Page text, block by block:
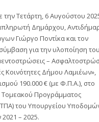
Τετάρτη, 6 Αυγούστου
Δημάρχου,
Γιώργο Ποντίκα και τον
για την υλοποίηση του
–
Κοινότητες Δήμου Λαμιέων»,
190.000 € (με Φ.Π.Α.), στο
Τομεακού Προγράμματος
του Υπουργείου
– 2025.